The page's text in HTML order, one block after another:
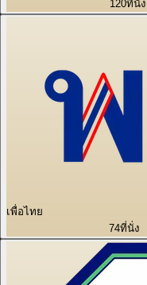
120ที่นั่ง
เพื่อไทย
74ที่นั่ง